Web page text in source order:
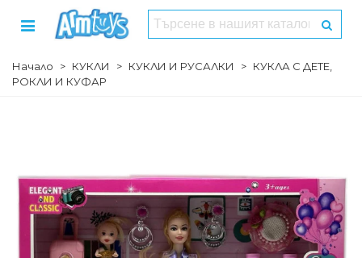
Начало > КУКЛИ > КУКЛИ И РУСАЛКИ > КУКЛА С ДЕТЕ,
РОКЛИ И КУФАР